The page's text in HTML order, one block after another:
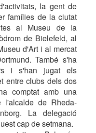
la gent de
famílies de la ciutat
al Museu de la
de Bielefeld, al
d'Art i al mercat
També s'ha
i s'han jugat els
entre clubs dels dos
comptat amb una
l'alcalde de Rheda-
La delegació
cap de setmana.